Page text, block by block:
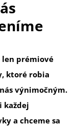
len prémiové
ktoré robia
výnimočným.
každej
a chceme sa